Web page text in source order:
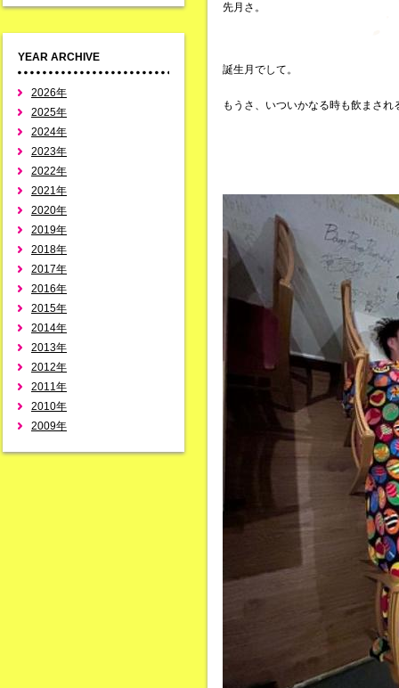
YEAR ARCHIVE
2026年
2025年
2024年
2023年
2022年
2021年
2020年
2019年
2018年
2017年
2016年
2015年
2014年
2013年
2012年
2011年
2010年
2009年
先月さ。
誕生月でして。
もうさ、いついかなる時も飲まされ